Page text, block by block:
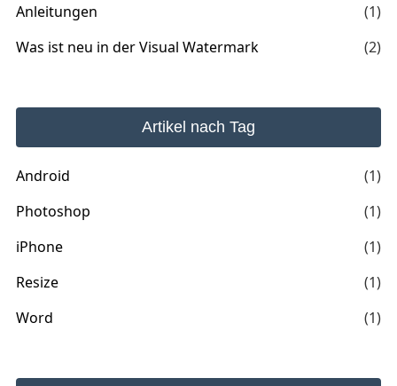
Anleitungen
(1)
Was ist neu in der Visual Watermark
(2)
Artikel nach Tag
Android
(1)
Photoshop
(1)
iPhone
(1)
Resize
(1)
Word
(1)